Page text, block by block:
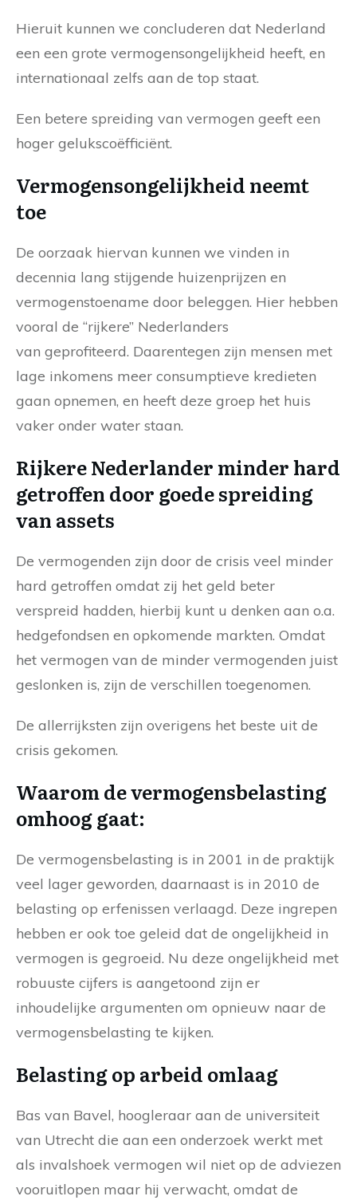
Hieruit kunnen we concluderen dat Nederland
een een grote vermogensongelijkheid heeft, en
internationaal zelfs aan de top staat.
Een betere spreiding van vermogen geeft een
hoger gelukscoëfficiënt.
Vermogensongelijkheid neemt
toe
De oorzaak hiervan kunnen we vinden in
decennia lang stijgende huizenprijzen en
vermogenstoename door beleggen. Hier hebben
vooral de “rijkere” Nederlanders
van geprofiteerd. Daarentegen zijn mensen met
lage inkomens meer consumptieve kredieten
gaan opnemen, en heeft deze groep het huis
vaker onder water staan.
Rijkere Nederlander minder hard
getroffen door goede spreiding
van assets
De vermogenden zijn door de crisis veel minder
hard getroffen omdat zij het geld beter
verspreid hadden, hierbij kunt u denken aan o.a.
hedgefondsen en opkomende markten. Omdat
het vermogen van de minder vermogenden juist
geslonken is, zijn de verschillen toegenomen.
De allerrijksten zijn overigens het beste uit de
crisis gekomen.
Waarom de vermogensbelasting
omhoog gaat:
De vermogensbelasting is in 2001 in de praktijk
veel lager geworden, daarnaast is in 2010 de
belasting op erfenissen verlaagd. Deze ingrepen
hebben er ook toe geleid dat de ongelijkheid in
vermogen is gegroeid. Nu deze ongelijkheid met
robuuste cijfers is aangetoond zijn er
inhoudelijke argumenten om opnieuw naar de
vermogensbelasting te kijken.
Belasting op arbeid omlaag
Bas van Bavel, hoogleraar aan de universiteit
van Utrecht die aan een onderzoek werkt met
als invalshoek vermogen wil niet op de adviezen
vooruitlopen maar hij verwacht, omdat de